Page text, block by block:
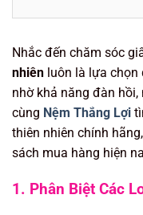
Nhắc đến chăm sóc
nhiên luôn là lựa chọn
nhờ khả năng đàn
cùng Nệm Thắng Lợi
thiên nhiên chính
sách mua hàng hiện
1. Phân Biệt Các